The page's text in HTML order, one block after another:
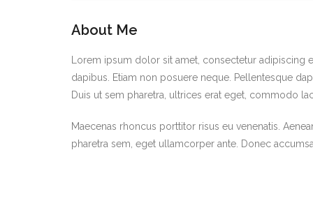
About Me
Lorem ipsum dolor sit amet, consectetur adipiscing
dapibus. Etiam non posuere neque. Pellentesque
Duis ut sem pharetra, ultrices erat eget, commodo
Maecenas rhoncus porttitor risus eu venenatis.
pharetra sem, eget ullamcorper ante. Donec